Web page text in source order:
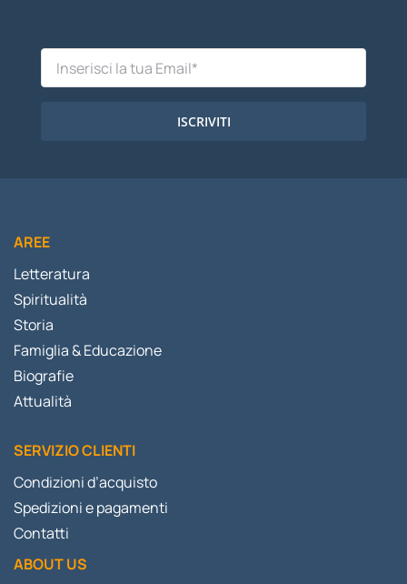
ISCRIVITI
AREE
Letteratura
Spiritualità
Storia
Famiglia & Educazione
Biografie
Attualità
SERVIZIO CLIENTI
Condizioni d’acquisto
Spedizioni e pagamenti
Contatti
ABOUT US